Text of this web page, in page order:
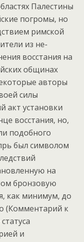
Палестины
погромы, но
римской
из не-
восстания на
общинах
авторы
силы
акт установки
восстания, но,
подобного
был символом
на
бронзовую
как минимум, до
(Комментарий к
и